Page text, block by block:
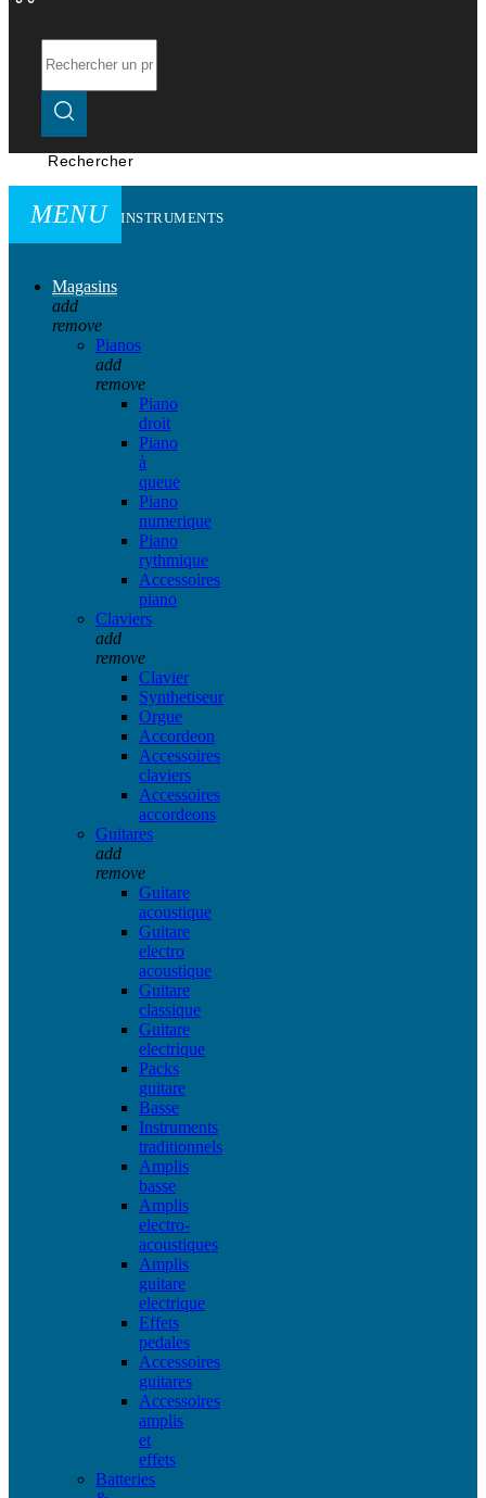
Rechercher
MENU INSTRUMENTS
Magasins
add
remove
Pianos
add
remove
Piano
droit
Piano
à
queue
Piano
numerique
Piano
rythmique
Accessoires
piano
Claviers
add
remove
Clavier
Synthetiseur
Orgue
Accordeon
Accessoires
claviers
Accessoires
accordeons
Guitares
add
remove
Guitare
acoustique
Guitare
electro
acoustique
Guitare
classique
Guitare
electrique
Packs
guitare
Basse
Instruments
traditionnels
Amplis
basse
Amplis
electro-
acoustiques
Amplis
guitare
electrique
Effets
pedales
Accessoires
guitares
Accessoires
amplis
et
effets
Batteries